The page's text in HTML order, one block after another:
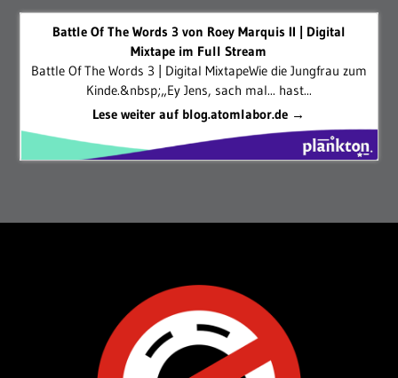
Battle Of The Words 3 von Roey Marquis II | Digital
Mixtape im Full Stream
Battle Of The Words 3 | Digital MixtapeWie die Jungfrau zum
Kinde.&nbsp;„Ey Jens, sach mal... hast...
Lese weiter auf blog.atomlabor.de →